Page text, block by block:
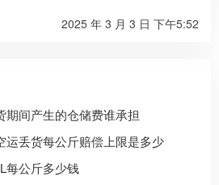
2025 年 3 月 3 日 下午5:52
期间产生的仓储费谁承担
运丢货每公斤赔偿上限是多少
每公斤多少钱